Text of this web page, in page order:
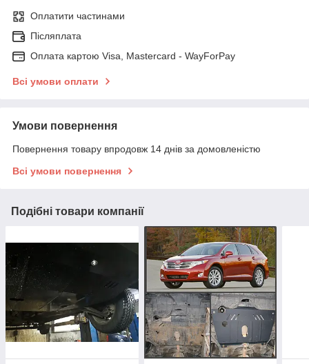
Оплатити частинами
Післяплата
Оплата картою Visa, Mastercard - WayForPay
Всі умови оплати
Умови повернення
Повернення товару впродовж 14 днів за домовленістю
Всі умови повернення
Подібні товари компанії